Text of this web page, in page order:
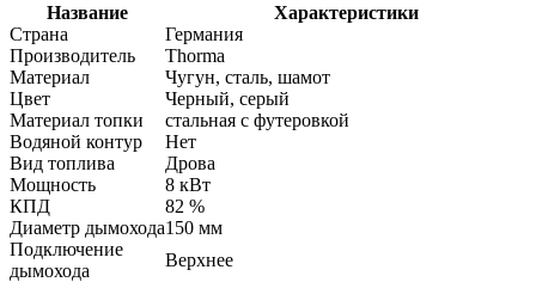
Название
Характеристики
Страна
Германия
Производитель
Thorma
Материал
Чугун, сталь, шамот
Цвет
Черный, серый
Материал топки
стальная с футеровкой
Водяной контур
Нет
Вид топлива
Дрова
Мощность
8 кВт
КПД
82 %
Диаметр дымохода150 мм
Подключение
дымохода
Верхнее